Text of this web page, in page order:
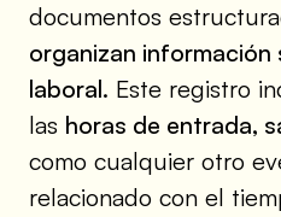
documentos
organizan información
laboral. Este registro
las horas de entrada,
como cualquier otro
relacionado con el